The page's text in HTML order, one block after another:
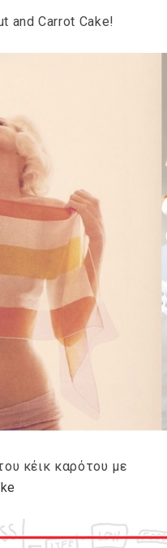
and Carrot Cake!
κέικ καρότου με